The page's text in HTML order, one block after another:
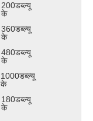
200डब्ल्यू
के
360डब्ल्यू
के
480डब्ल्यू
के
1000डब्ल्यू
के
180डब्ल्यू
के